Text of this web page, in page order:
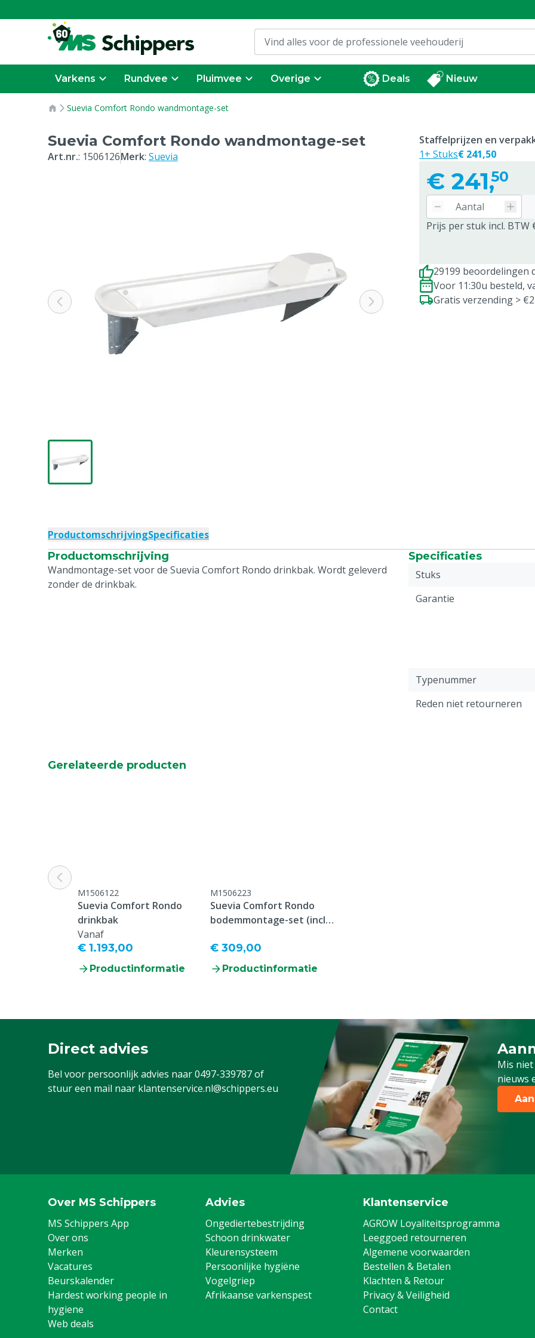
Varkens Rundvee Pluimvee Overige Deals Nieuw
Suevia Comfort Rondo wandmontage-set
Suevia Comfort Rondo wandmontage-set
Art.nr.: 1506126Merk: Suevia
€ 241,50
Prijs per stuk incl. BTW
Staffelprijzen en
1+ Stuks€ 241,50
29199 beoordelingen
Voor 11:30u besteld,
Gratis verzending >
ProductomschrijvingSpecificaties
Productomschrijving
Wandmontage-set voor de Suevia Comfort Rondo drinkbak. Wordt geleverd
zonder de drinkbak.
Specificaties
Stuks
Garantie
Typenummer
Reden niet retourneren
Gerelateerde producten
M1506122
Suevia Comfort Rondo
drinkbak
Vanaf
€ 1.193,00
Productinformatie
M1506223
Suevia Comfort Rondo
bodemmontage-set (incl.
€ 309,00
Productinformatie
Direct advies
Bel voor persoonlijk advies naar0497-339787of
stuur een mail naar klantenservice.nl@schippers.eu
Mis
nieuws
Schrijf
Over MS Schippers
MS Schippers App
Over ons
Merken
Vacatures
Beurskalender
Hardest working people in
hygiene
Web deals
Advies
Ongediertebestrijding
Schoon drinkwater
Kleurensysteem
Persoonlijke hygiëne
Vogelgriep
Afrikaanse varkenspest
Klantenservice
AGROW Loyaliteitsprogramma
Leeggoed retourneren
Algemene voorwaarden
Bestellen & Betalen
Klachten & Retour
Privacy & Veiligheid
Contact